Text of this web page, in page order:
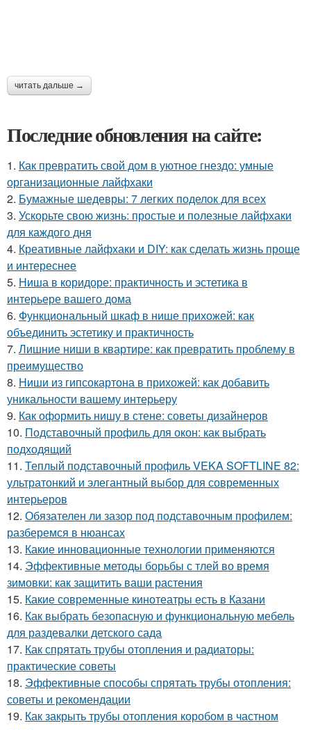
читать дальше →
Последние обновления на сайте:
1. Как превратить свой дом в уютное гнездо: умные
организационные лайфхаки
2. Бумажные шедевры: 7 легких поделок для всех
3. Ускорьте свою жизнь: простые и полезные лайфхаки
для каждого дня
4. Креативные лайфхаки и DIY: как сделать жизнь проще
и интереснее
5. Ниша в коридоре: практичность и эстетика в
интерьере вашего дома
6. Функциональный шкаф в нише прихожей: как
объединить эстетику и практичность
7. Лишние ниши в квартире: как превратить проблему в
преимущество
8. Ниши из гипсокартона в прихожей: как добавить
уникальности вашему интерьеру
9. Как оформить нишу в стене: советы дизайнеров
10. Подставочный профиль для окон: как выбрать
подходящий
11. Теплый подставочный профиль VEKA SOFTLINE 82:
ультратонкий и элегантный выбор для современных
интерьеров
12. Обязателен ли зазор под подставочным профилем:
разберемся в нюансах
13. Какие инновационные технологии применяются
14. Эффективные методы борьбы с тлей во время
зимовки: как защитить ваши растения
15. Какие современные кинотеатры есть в Казани
16. Как выбрать безопасную и функциональную мебель
для раздевалки детского сада
17. Как спрятать трубы отопления и радиаторы:
практические советы
18. Эффективные способы спрятать трубы отопления:
советы и рекомендации
19. Как закрыть трубы отопления коробом в частном